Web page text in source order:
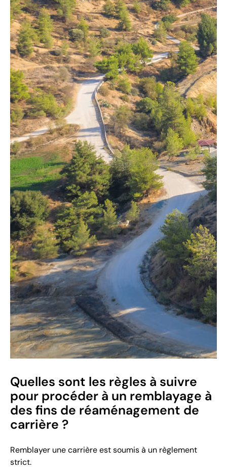
Quelles sont les règles à suivre
pour procéder à un remblayage à
des fins de réaménagement de
carrière ?
Remblayer une carrière est soumis à un règlement
strict.